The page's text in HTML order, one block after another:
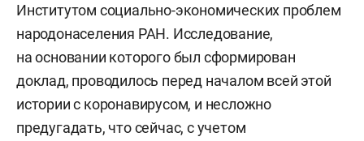
Институтом социально-экономических проблем
народонаселения РАН. Исследование,
на основании которого был сформирован
доклад, проводилось перед началом всей этой
истории с коронавирусом, и несложно
предугадать, что сейчас, с учетом